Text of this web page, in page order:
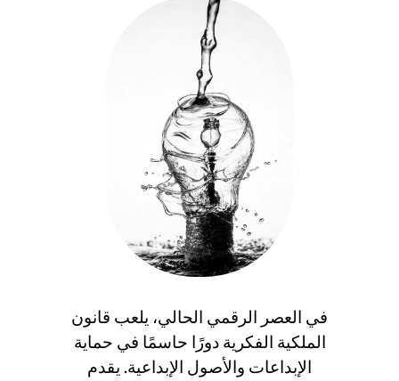
في العصر الرقمي الحالي، يلعب قانون
الملكية الفكرية دورًا حاسمًا في حماية
الإبداعات والأصول الإبداعية. يقدم